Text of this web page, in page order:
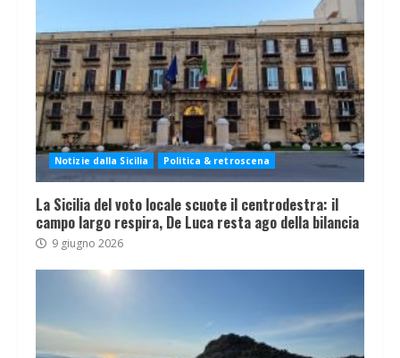
Notizie dalla Sicilia Politica & retroscena
La Sicilia del voto locale scuote il centrodestra: il
campo largo respira, De Luca resta ago della bilancia
9 giugno 2026